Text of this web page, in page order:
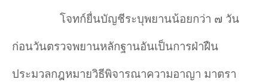
โจทก์ยื่นบัญชีระบุพยานน้อยกว่า ๗ วัน
ก่อนวันตรวจพยานหลักฐานอันเป็นการฝ่าฝืน
ประมวลกฎหมายวิธีพิจารณาความอาญา มาตรา